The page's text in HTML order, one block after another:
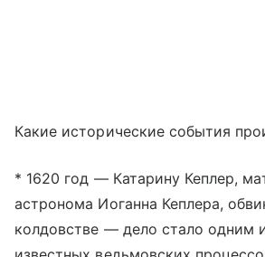
Какие исторические события
* 1620 год — Катарину Кеплер,
астронома Иоганна Кеплера,
колдовстве — дело стало одним